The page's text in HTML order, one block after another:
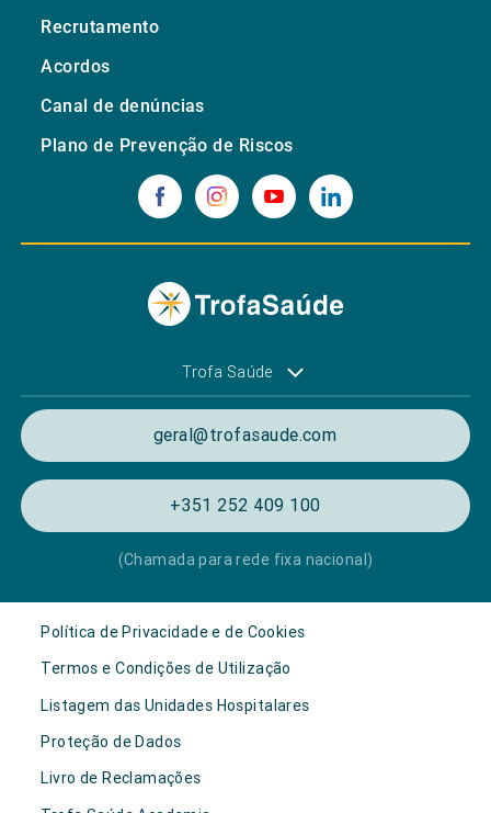
Recrutamento
Acordos
Canal de denúncias
Plano de Prevenção de Riscos
Trofa Saúde
geral@trofasaude.com
+351 252 409 100
(Chamada para rede fixa nacional)
Política de Privacidade e de Cookies
Termos e Condições de Utilização
Listagem das Unidades Hospitalares
Proteção de Dados
Livro de Reclamações